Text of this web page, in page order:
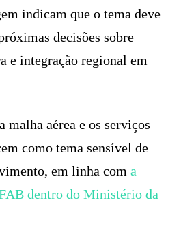
indicam que o tema deve
decisões sobre
e integração regional em
malha aérea e os serviços
como tema sensível de
em linha com a
dentro do Ministério da